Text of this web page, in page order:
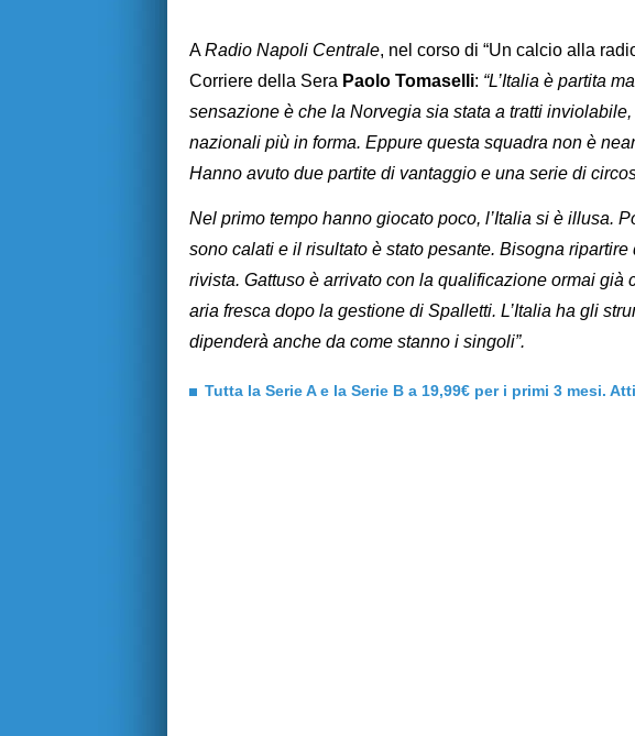
ARadio Napoli Centrale, nel corso di “Un calcio alla
Corriere della Sera Paolo Tomaselli: “L’Italia è partita
sensazione è che la Norvegia sia stata a tratti
nazionali più in forma. Eppure questa squadra non è
Hanno avuto due partite di vantaggio e una serie di
Nel primo tempo hanno giocato poco, l’Italia si è illusa.
sono calati e il risultato è stato pesante. Bisogna ripartire
rivista. Gattuso è arrivato con la qualificazione ormai già
aria fresca dopo la gestione di Spalletti. L’Italia ha gli
dipenderà anche da come stanno i singoli”.
Tutta la Serie A e la Serie B a 19,99€ per i primi 3 mesi.